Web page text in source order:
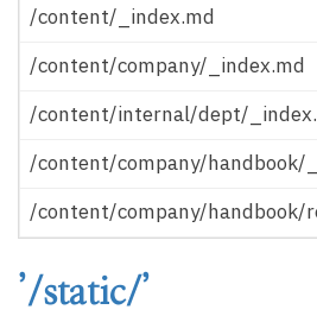
/content/_index.md
/content/company/_index.md
/content/internal/dept/
/content/company/handbook/
/content/company/handbook/
’/static/’